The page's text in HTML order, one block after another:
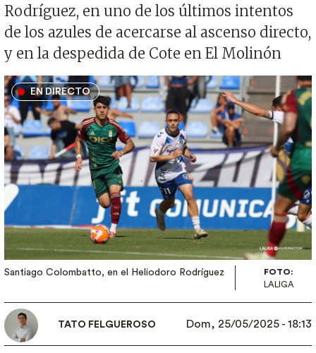
Rodríguez, en uno de los últimos intentos
de los azules de acercarse al ascenso directo,
y en la despedida de Cote en El Molinón
EN DIRECTO
Imagen
Santiago Colombatto, en el Heliodoro Rodríguez
FOTO:
LALIGA
TATO FELGUEROSO Dom, 25/05/2025 - 18:13